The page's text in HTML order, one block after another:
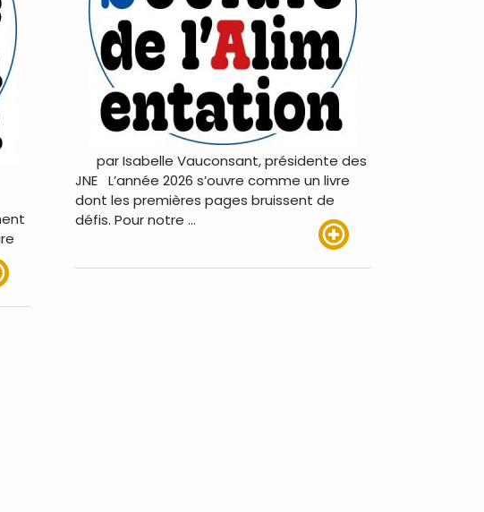
par Isabelle Vauconsant, présidente des
JNE L’année 2026 s’ouvre comme un livre
dont les premières pages bruissent de
défis. Pour notre …